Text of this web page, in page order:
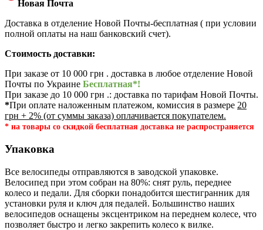
Новая Почта
Доставка в отделение Новой Почты-бесплатная ( при условии
полной оплаты на наш банковский счет).
Стоимость доставки:
При заказе от 10 000 грн . доставка в любое отделение Новой
Почты по Украине Бесплатная*!
При заказе до 10 000 грн .: доставка по тарифам Новой Почты.
*При оплате наложенным платежом, комиссия в размере 20
грн + 2% (от суммы заказа) оплачивается покупателем.
* на товары со скидкой бесплатная доставка не распространяется
Упаковка
Все велосипеды отправляются в заводской упаковке.
Велосипед при этом собран на 80%: снят руль, переднее
колесо и педали. Для сборки понадобится шестигранник для
установки руля и ключ для педалей. Большинство наших
велосипедов оснащены эксцентриком на переднем колесе, что
позволяет быстро и легко закрепить колесо к вилке.